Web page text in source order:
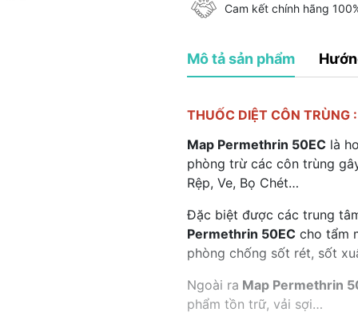
Cam kết chính hãng
Mô tả sản phẩm
THUỐC DIỆT CÔN
Map Permethrin 50EC là
phòng trừ các côn trùng
Rệp, Ve, Bọ Chét…
Đặc biệt được các trung
Permethrin 50EC cho tẩm
phòng chống sốt rét, sốt
Ngoài ra Map Permethrin
phẩm tồn trữ, vải sợi…